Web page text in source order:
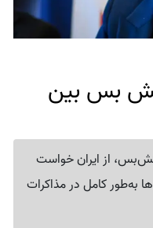
بس بین
از ایران خواست
به‌طور کامل در مذاکرات